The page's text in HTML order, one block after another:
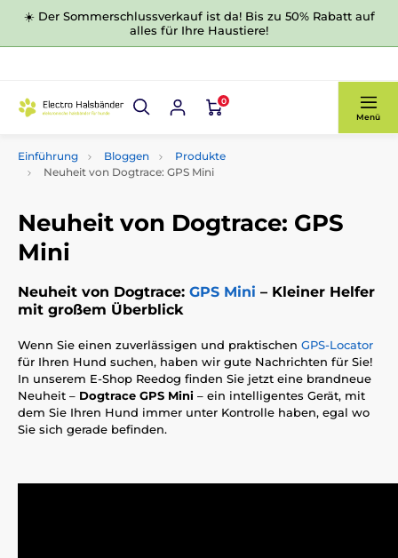
☀️ Der Sommerschlussverkauf ist da! Bis zu 50% Rabatt auf
alles für Ihre Haustiere!
0
Menü
Einführung Bloggen
Produkte
Neuheit von Dogtrace: GPS Mini
Neuheit von Dogtrace: GPS
Mini
Neuheit von Dogtrace: GPS Mini – Kleiner Helfer
mit großem Überblick
Wenn Sie einen zuverlässigen und praktischen GPS-Locator
für Ihren Hund suchen, haben wir gute Nachrichten für Sie!
In unserem E-Shop Reedog finden Sie jetzt eine brandneue
Neuheit – Dogtrace GPS Mini – ein intelligentes Gerät, mit
dem Sie Ihren Hund immer unter Kontrolle haben, egal wo
Sie sich gerade befinden.